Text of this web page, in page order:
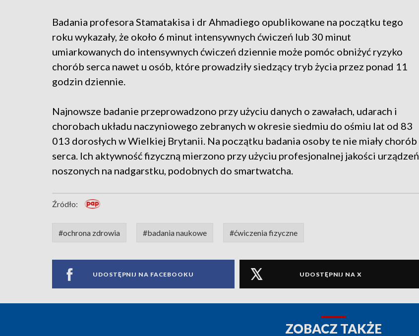
Badania profesora Stamatakisa i dr Ahmadiego opublikowane na początku tego
roku wykazały, że około 6 minut intensywnych ćwiczeń lub 30 minut
umiarkowanych do intensywnych ćwiczeń dziennie może pomóc obniżyć ryzyko
chorób serca nawet u osób, które prowadziły siedzący tryb życia przez ponad 11
godzin dziennie.
Najnowsze badanie przeprowadzono przy użyciu danych o zawałach, udarach i
chorobach układu naczyniowego zebranych w okresie siedmiu do ośmiu lat od 83
013 dorosłych w Wielkiej Brytanii. Na początku badania osoby te nie miały chorób
serca. Ich aktywność fizyczną mierzono przy użyciu profesjonalnej jakości urządzeń
noszonych na nadgarstku, podobnych do smartwatcha.
Źródło:
#ochrona zdrowia #badania naukowe #ćwiczenia fizyczne
UDOSTĘPNIJ NA FACEBOOKU UDOSTĘPNIJ NA X
ZOBACZ TAKŻE